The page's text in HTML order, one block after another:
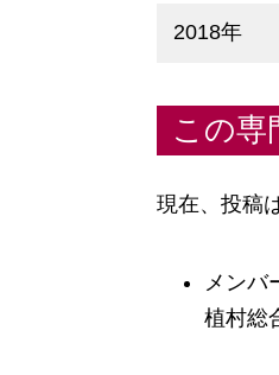
2018年
この専
現在、投稿
メン
植村総